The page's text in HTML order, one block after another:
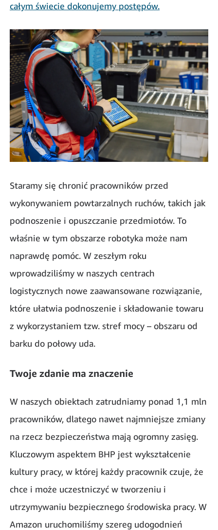
całym świecie dokonujemy postępów.
Staramy się chronić pracowników przed
wykonywaniem powtarzalnych ruchów, takich jak
podnoszenie i opuszczanie przedmiotów. To
właśnie w tym obszarze robotyka może nam
naprawdę pomóc. W zeszłym roku
wprowadziliśmy w naszych centrach
logistycznych nowe zaawansowane rozwiązanie,
które ułatwia podnoszenie i składowanie towaru
z wykorzystaniem tzw. stref mocy – obszaru od
barku do połowy uda.
Twoje zdanie ma znaczenie
W naszych obiektach zatrudniamy ponad 1,1 mln
pracowników, dlatego nawet najmniejsze zmiany
na rzecz bezpieczeństwa mają ogromny zasięg.
Kluczowym aspektem BHP jest wykształcenie
kultury pracy, w której każdy pracownik czuje, że
chce i może uczestniczyć w tworzeniu i
utrzymywaniu bezpiecznego środowiska pracy. W
Amazon uruchomiliśmy szereg udogodnień